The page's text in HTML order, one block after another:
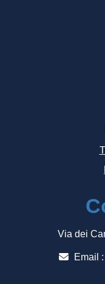
Via dei
Email :